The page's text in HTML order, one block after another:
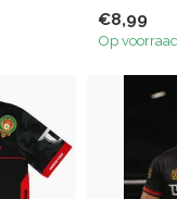
of
€8,99
Op